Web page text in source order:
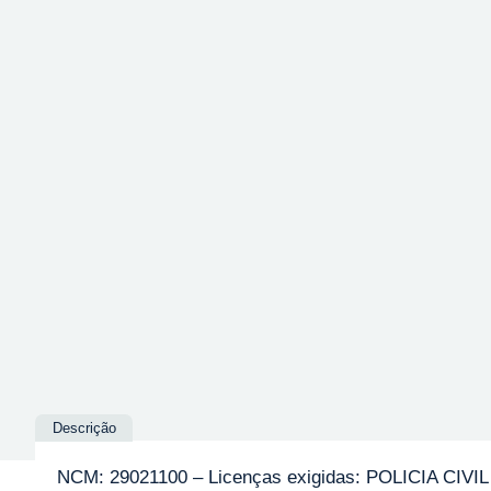
Descrição
NCM: 29021100 – Licenças exigidas: POLICIA CIVIL